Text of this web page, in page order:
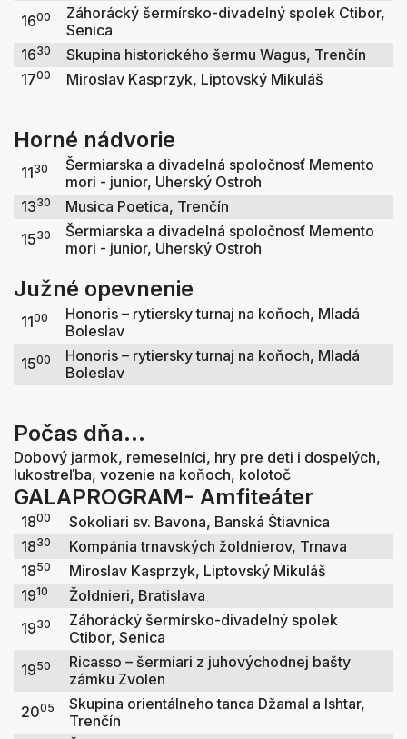
1600
Záhorácký šermírsko-divadelný spolek Ctibor,
Senica
1630
Skupina historického šermu Wagus, Trenčín
1700 Miroslav Kasprzyk, Liptovský Mikuláš
Horné nádvorie
1130
Šermiarska a divadelná spoločnosť Memento
mori - junior, Uherský Ostroh
1330
Musica Poetica, Trenčín
1530
Šermiarska a divadelná spoločnosť Memento
mori - junior, Uherský Ostroh
Južné opevnenie
1100
Honoris – rytiersky turnaj na koňoch, Mladá
Boleslav
1500
Honoris – rytiersky turnaj na koňoch, Mladá
Boleslav
Počas dňa...
Dobový jarmok, remeselníci, hry pre deti i dospelých,
lukostreľba, vozenie na koňoch, kolotoč
GALAPROGRAM- Amfiteáter
1800
Sokoliari sv. Bavona, Banská Štiavnica
1830
Kompánia trnavských žoldnierov, Trnava
1850
Miroslav Kasprzyk, Liptovský Mikuláš
1910
Žoldnieri, Bratislava
1930
Záhorácký šermírsko-divadelný spolek
Ctibor, Senica
1950
Ricasso – šermiari z juhovýchodnej bašty
zámku Zvolen
2005
Skupina orientálneho tanca Džamal a Ishtar,
Trenčín